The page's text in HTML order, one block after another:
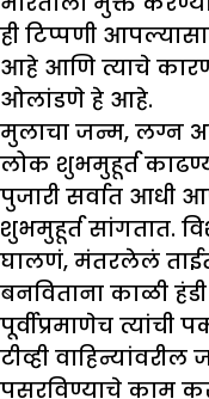
ही टिप्पणी
आहे आणि त्याचे कारण
ओलांडणे हे आहे.
मुलाचा जन्म, लग्न
लोक शुभमुहूर्त
पुजारी सर्वात आधी
शुभमुहूर्त सांगतात.
घालणं, मंतरलेलं
बनविताना काळी
पूर्वीप्रमाणेच त्यांची
टीव्ही वाहिन्यांवरील
पसरविण्याचे काम